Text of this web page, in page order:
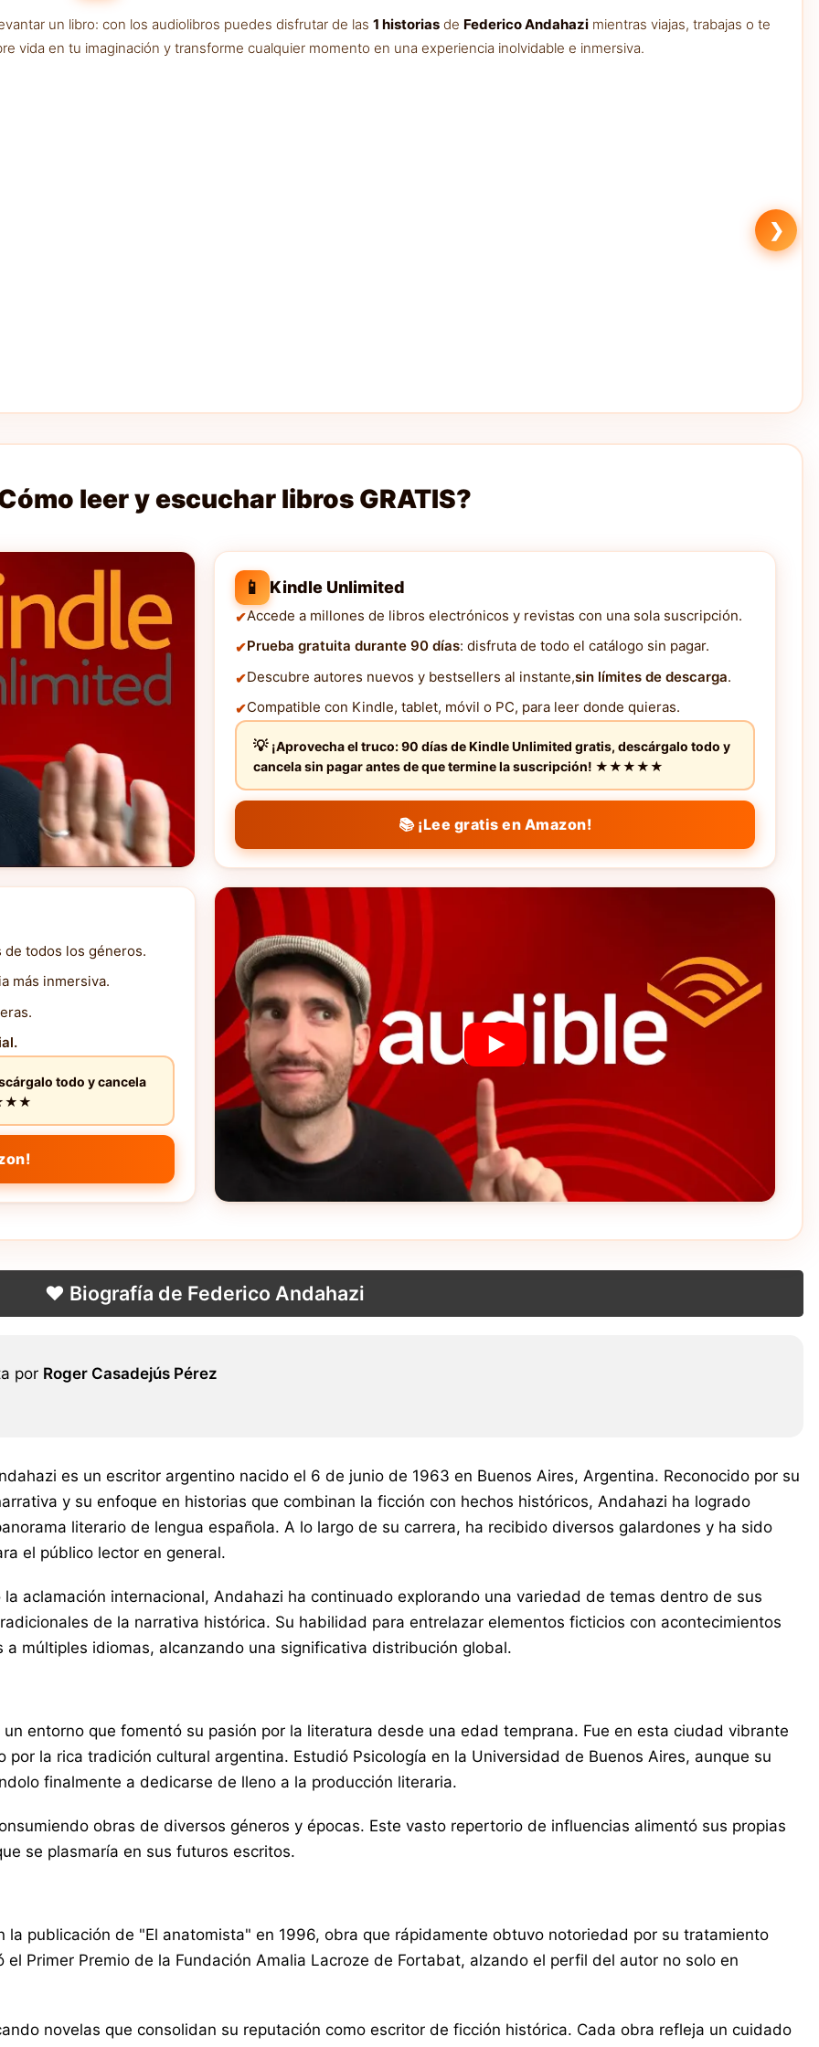
un libro: con los audiolibros puedes disfrutar de las 1 historiasde Federico Andahazimientras viajas, trabajas o te
vida en tu imaginación y transforme cualquier momento en una experiencia inolvidable e inmersiva.
❯
leer y escuchar libros GRATIS?
📱 Kindle Unlimited
Accede a millones de libros electrónicos y revistas con una sola suscripción.
Prueba gratuita durante 90 días: disfruta de todo el catálogo sin pagar.
Descubre autores nuevos y bestsellers al instante,sin límites de descarga.
Compatible con Kindle, tablet, móvil o PC, para leer donde quieras.
¡Aprovecha el truco: 90 días de Kindle Unlimited gratis, descárgalo todo y
cancela sin pagar antes de que termine la suscripción! ★★★★★
📚 ¡Lee gratis en Amazon!
de todos los géneros.
más inmersiva.
todo y cancela
❤️ Biografía de Federico Andahazi
por Roger Casadejús Pérez
es un escritor argentino nacido el 6 de junio de 1963 en Buenos Aires, Argentina. Reconocido por su
y su enfoque en historias que combinan la ficción con hechos históricos, Andahazi ha logrado
literario de lengua española. A lo largo de su carrera, ha recibido diversos galardones y ha sido
el público lector en general.
aclamación internacional, Andahazi ha continuado explorando una variedad de temas dentro de sus
de la narrativa histórica. Su habilidad para entrelazar elementos ficticios con acontecimientos
múltiples idiomas, alcanzando una significativa distribución global.
entorno que fomentó su pasión por la literatura desde una edad temprana. Fue en esta ciudad vibrante
la rica tradición cultural argentina. Estudió Psicología en la Universidad de Buenos Aires, aunque su
finalmente a dedicarse de lleno a la producción literaria.
obras de diversos géneros y épocas. Este vasto repertorio de influencias alimentó sus propias
se plasmaría en sus futuros escritos.
publicación de "El anatomista" en 1996, obra que rápidamente obtuvo notoriedad por su tratamiento
Primer Premio de la Fundación Amalia Lacroze de Fortabat, alzando el perfil del autor no solo en
novelas que consolidan su reputación como escritor de ficción histórica. Cada obra refleja un cuidado